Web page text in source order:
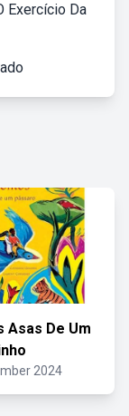
Exercício Da
Asas De Um
2024